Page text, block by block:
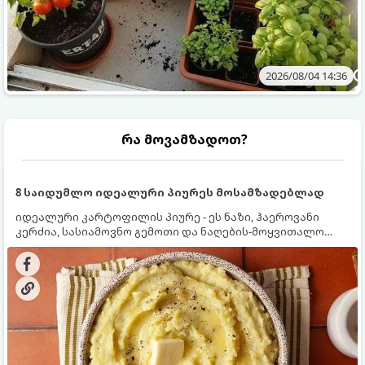
2026/08/04 14:36
რა მოვამზადოთ?
8 საიდუმლო იდეალური პიურეს მოსამზადებლად
იდეალური კარტოფილის პიურე - ეს ნაზი, ჰაეროვანი
კერძია, სასიამოვნო გემოთი და ნაღების-მოყვითალო
ფერით. მისი მომზადება ძალიან მარტივია, მაგრამ
არსებობს რამდენიმე საიდუმლო, რომლებიც უნდა
იცოდეთ, რომ პიურე იდეალურად გემრიელი გამოვიდეს.